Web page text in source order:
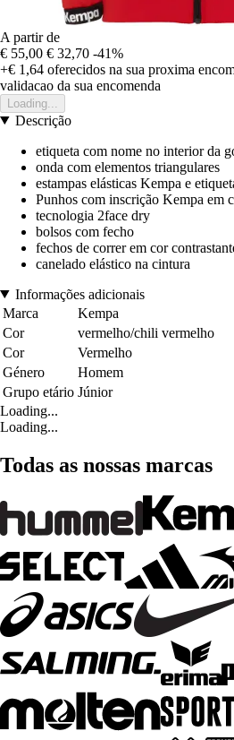
A partir de
€ 55,00 € 32,70 -41%
+€ 1,64 oferecidos na sua proxima
validacao da sua encomenda
Loading...
Descrição
etiqueta com nome no interior da
onda com elementos triangulares
estampas elásticas Kempa e
Punhos com inscrição Kempa em
tecnologia 2face dry
bolsos com fecho
fechos de correr em cor
canelado elástico na cintura
Informações adicionais
Marca
Kempa
Cor
vermelho/chili vermelho
Cor
Vermelho
Género
Homem
Grupo etário Júnior
Loading...
Loading...
Todas as nossas marcas